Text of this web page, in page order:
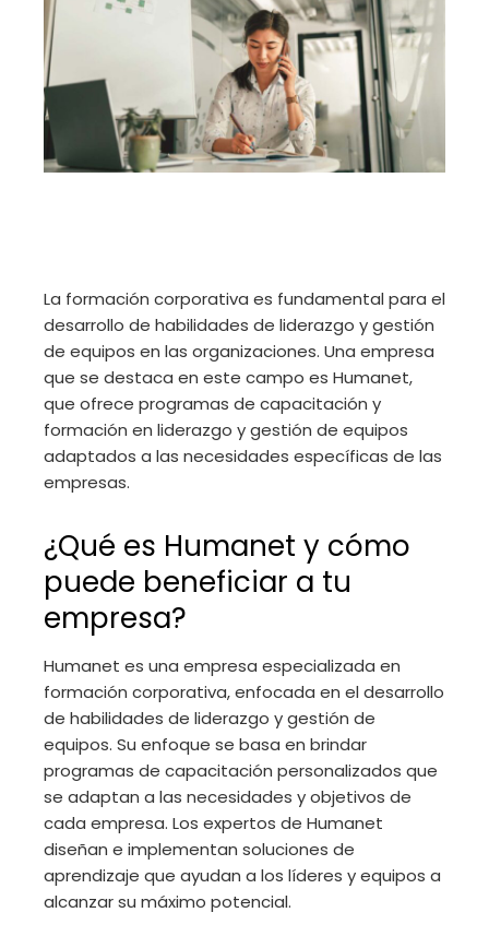
La formación corporativa es fundamental para el
desarrollo de habilidades de liderazgo y gestión
de equipos en las organizaciones. Una empresa
que se destaca en este campo es Humanet,
que ofrece programas de capacitación y
formación en liderazgo y gestión de equipos
adaptados a las necesidades específicas de las
empresas.
¿Qué es Humanet y cómo
puede beneficiar a tu
empresa?
Humanet es una empresa especializada en
formación corporativa, enfocada en el desarrollo
de habilidades de liderazgo y gestión de
equipos. Su enfoque se basa en brindar
programas de capacitación personalizados que
se adaptan a las necesidades y objetivos de
cada empresa. Los expertos de Humanet
diseñan e implementan soluciones de
aprendizaje que ayudan a los líderes y equipos a
alcanzar su máximo potencial.